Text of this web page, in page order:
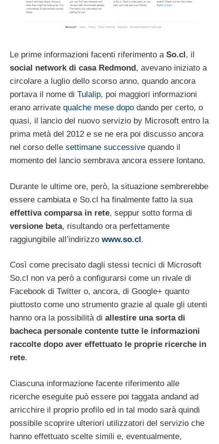
Le prime informazioni facenti riferimento a So.cl , il
social network di casa Redmond , avevano iniziato a
circolare a luglio dello scorso anno, quando ancora
portava il nome di Tulalip, poi maggiori informazioni
erano arrivate qualche mese dopo dando per certo, o
quasi, il lancio del nuovo servizio by Microsoft entro la
prima metà del 2012 e se ne era poi discusso ancora
nel corso delle settimane successive quando il
momento del lancio sembrava ancora essere lontano.
Durante le ultime ore, però, la situazione sembrerebbe
essere cambiata e So.cl ha finalmente fatto la sua
effettiva comparsa in rete, seppur sotto forma di
versione beta, risultando ora perfettamente
raggiungibile all’indirizzo www.so.cl.
Così come precisato dagli stessi tecnici di Microsoft
So.cl non va però a configurarsi come un rivale di
Facebook di Twitter o, ancora, di Google+ quanto
piuttosto come uno strumento grazie al quale gli utenti
hanno ora la possibilità di allestire una sorta di
bacheca personale contente tutte le informazioni
raccolte dopo aver effettuato le proprie ricerche in
rete.
Ciascuna informazione facente riferimento alle
ricerche eseguite può essere poi taggata andand ad
arricchire il proprio profilo ed in tal modo sarà quindi
possibile scoprire ulteriori utilizzatori del servizio che
hanno effettuato scelte simili e, eventualmente,